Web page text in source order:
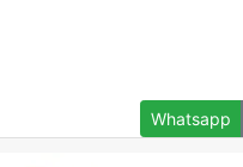
Whatsapp